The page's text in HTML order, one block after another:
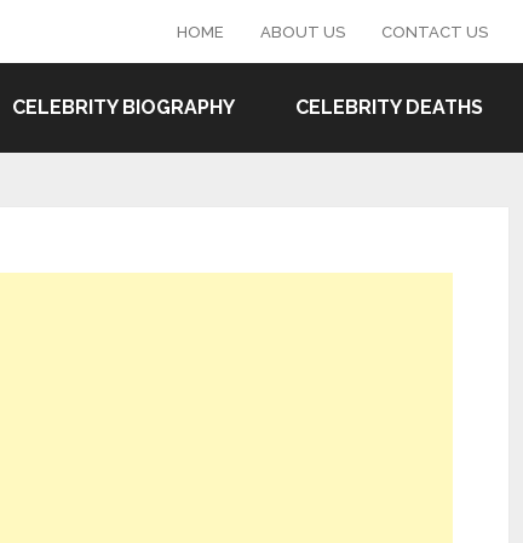
HOME ABOUT US CONTACT US
CELEBRITY BIOGRAPHY CELEBRITY DEATHS